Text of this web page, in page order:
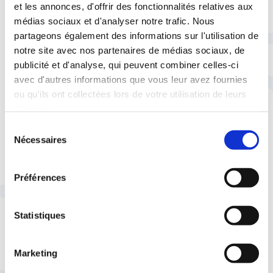
et les annonces, d'offrir des fonctionnalités relatives aux
médias sociaux et d'analyser notre trafic. Nous
partageons également des informations sur l'utilisation de
notre site avec nos partenaires de médias sociaux, de
publicité et d'analyse, qui peuvent combiner celles-ci
avec d'autres informations que vous leur avez fournies
ou qu'ils ont collectées lors de votre utilisation de leurs
Nécessaires
Préférences
Statistiques
Marketing
À lire aussi
Quand syndicalisme et service
public font voyager le pouvoir
d'achat